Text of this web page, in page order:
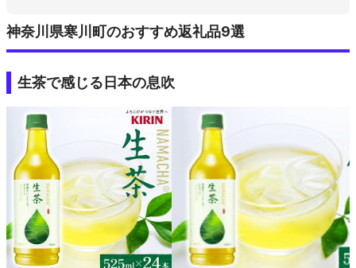
神奈川県寒川町のおすすめ返礼品9選
生茶で感じる日本の息吹